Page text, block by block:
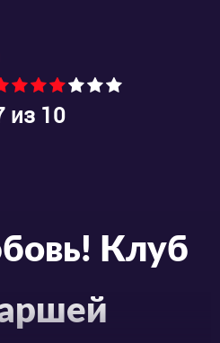
из 10
Клуб